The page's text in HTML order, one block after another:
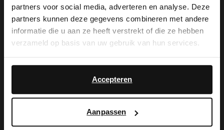
partners voor social media, adverteren en analyse. Deze
partners kunnen deze gegevens combineren met andere
informatie die u aan ze heeft verstrekt of die ze hebben
verzameld op basis van uw gebruik van hun services.
Accepteren
Aanpassen
It looks like your language isn't Dutch. Would
you like to switch to English?
English